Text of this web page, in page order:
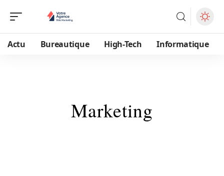
Actu Bureautique High-Tech Informatique
Marketing